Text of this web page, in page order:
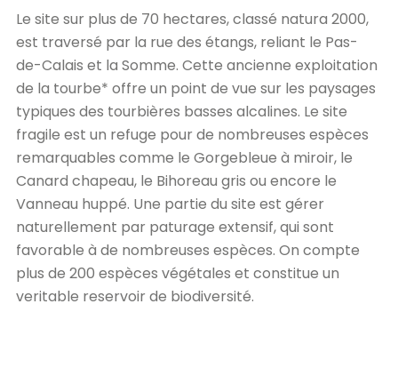
Le site sur plus de 70 hectares, classé natura 2000,
est traversé par la rue des étangs, reliant le Pas-
de-Calais et la Somme. Cette ancienne exploitation
de la tourbe* offre un point de vue sur les paysages
typiques des tourbières basses alcalines. Le site
fragile est un refuge pour de nombreuses espèces
remarquables comme le Gorgebleue à miroir, le
Canard chapeau, le Bihoreau gris ou encore le
Vanneau huppé. Une partie du site est gérer
naturellement par paturage extensif, qui sont
favorable à de nombreuses espèces. On compte
plus de 200 espèces végétales et constitue un
veritable reservoir de biodiversité.